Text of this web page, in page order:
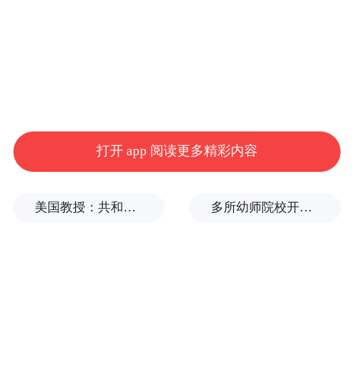
然这个答案很官方，但确实就是这样”。
打开 app 阅读更多精彩内容
美国教授：共和党中期选举本是逆风局，没想到对手烂成“神助攻” 多所幼师院校开设养老专业